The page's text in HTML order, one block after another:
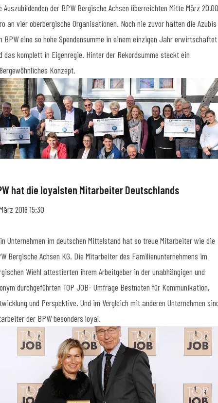
Auszubildenden der BPW Bergische Achsen überreichten Mitte März
an vier oberbergische Organisationen. Noch nie zuvor hatten die Azubis
BPW eine so hohe Spendensumme in einem einzigen Jahr
das komplett in Eigenregie. Hinter der Rekordsumme steckt ein
Konzept.
hat die loyalsten Mitarbeiter Deutschlands
2018 15:30
Unternehmen im deutschen Mittelstand hat so treue Mitarbeiter wie die
Bergische Achsen KG. Die Mitarbeiter des Familienunternehmens im
Wiehl attestierten ihrem Arbeitgeber in der unabhängigen und
durchgeführten TOP JOB- Umfrage Bestnoten für Kommunikation,
und Perspektive. Und im Vergleich mit anderen Unternehmen
der BPW besonders loyal.